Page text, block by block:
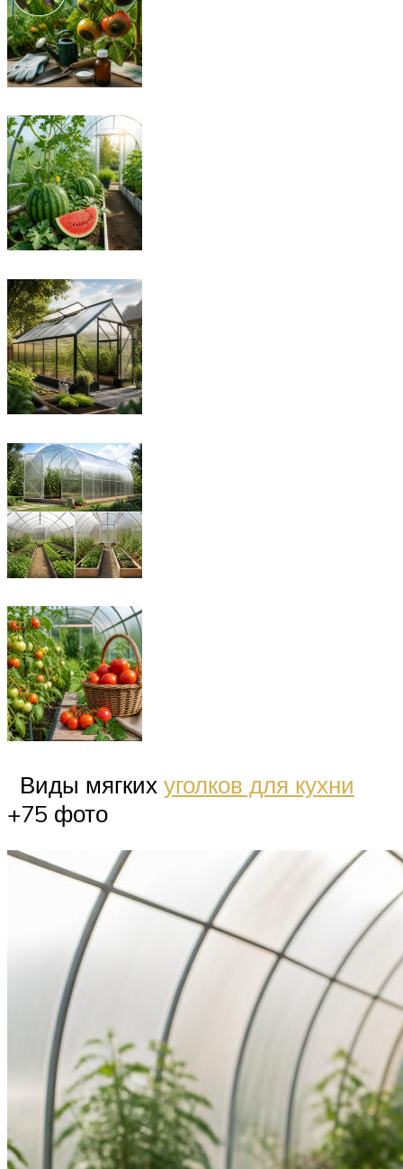
Виды мягких уголков для кухни
+75 фото